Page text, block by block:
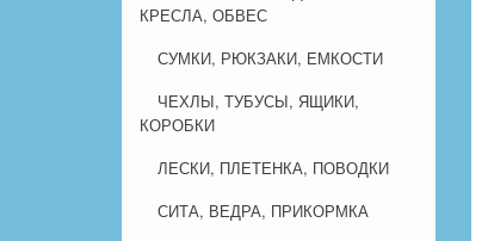
КРЕСЛА, ОБВЕС
СУМКИ, РЮКЗАКИ, ЕМКОСТИ
ЧЕХЛЫ, ТУБУСЫ, ЯЩИКИ,
КОРОБКИ
ЛЕСКИ, ПЛЕТЕНКА, ПОВОДКИ
СИТА, ВЕДРА, ПРИКОРМКА